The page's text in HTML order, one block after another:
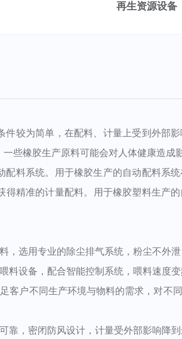
再生资源设备
为简单，在配料、计量上受到外部影
些橡胶生产原料可能会对人体健康造成
系统。用于橡胶生产的自动配料系统
精准的计量配料。用于橡胶塑料生产
选用专业的除尘排气系统，粉尘不外泄
设备，配合智能控制系统，喂料速度变
户不同生产环境与物料的需求，对不
，密闭防风设计，计量受外部影响降到